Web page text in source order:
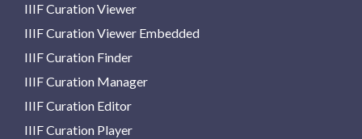
IIIF Curation Viewer
IIIF Curation Viewer Embedded
IIIF Curation Finder
IIIF Curation Manager
IIIF Curation Editor
IIIF Curation Player